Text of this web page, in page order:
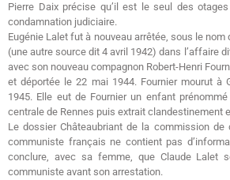
Pierre Daix précise qu’il est le seul des
condamnation judiciaire.
Eugénie Lalet fut à nouveau arrêtée, sous le nom
(une autre source dit 4 avril 1942) dans l’affaire
avec son nouveau compagnon Robert-Henri
et déportée le 22 mai 1944. Fournier mourut à
1945. Elle eut de Fournier un enfant
centrale de Rennes puis extrait clandestinement
Le dossier Châteaubriant de la commission de
communiste français ne contient pas
conclure, avec sa femme, que Claude Lalet
communiste avant son arrestation.